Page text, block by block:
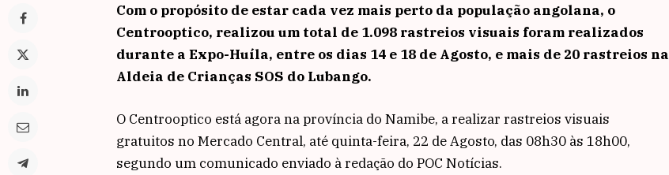
Com o propósito de estar cada vez mais perto da população angolana, o
Centrooptico, realizou um total de 1.098 rastreios visuais foram realizados
durante a Expo-Huíla, entre os dias 14 e 18 de Agosto, e mais de 20 rastreios na
Aldeia de Crianças SOS do Lubango.
O Centrooptico está agora na província do Namibe, a realizar rastreios visuais
gratuitos no Mercado Central, até quinta-feira, 22 de Agosto, das 08h30 às 18h00,
segundo um comunicado enviado à redação do POC Notícias.